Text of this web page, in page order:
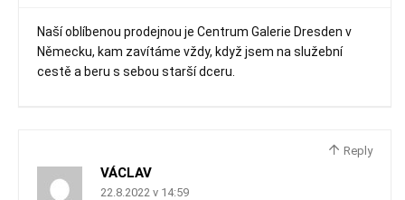
Naší oblíbenou prodejnou je Centrum Galerie Dresden v
Německu, kam zavítáme vždy, když jsem na služební
cestě a beru s sebou starší dceru.
Reply
VÁCLAV
22.8.2022 v 14:59